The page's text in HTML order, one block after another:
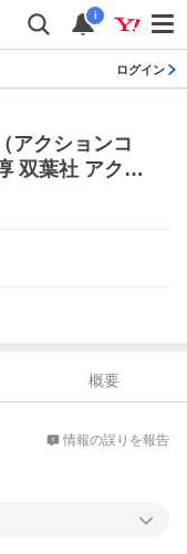
i
ログイン
クションコ
双葉社 アクシ
概要
情報の誤りを報告